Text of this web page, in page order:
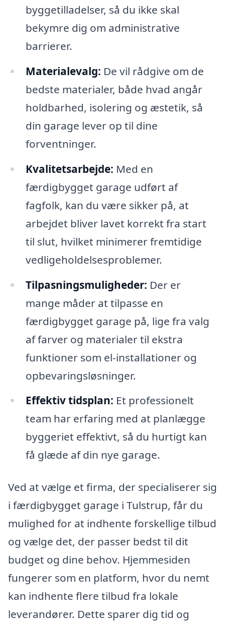
byggetilladelser, så du ikke skal
bekymre dig om administrative
barrierer.
Materialevalg: De vil rådgive om de
bedste materialer, både hvad angår
holdbarhed, isolering og æstetik, så
din garage lever op til dine
forventninger.
Kvalitetsarbejde: Med en
færdigbygget garage udført af
fagfolk, kan du være sikker på, at
arbejdet bliver lavet korrekt fra start
til slut, hvilket minimerer fremtidige
vedligeholdelsesproblemer.
Tilpasningsmuligheder: Der er
mange måder at tilpasse en
færdigbygget garage på, lige fra valg
af farver og materialer til ekstra
funktioner som el-installationer og
opbevaringsløsninger.
Effektiv tidsplan: Et professionelt
team har erfaring med at planlægge
byggeriet effektivt, så du hurtigt kan
få glæde af din nye garage.
Ved at vælge et firma, der specialiserer sig
i færdigbygget garage i Tulstrup, får du
mulighed for at indhente forskellige tilbud
og vælge det, der passer bedst til dit
budget og dine behov. Hjemmesiden
fungerer som en platform, hvor du nemt
kan indhente flere tilbud fra lokale
leverandører. Dette sparer dig tid og